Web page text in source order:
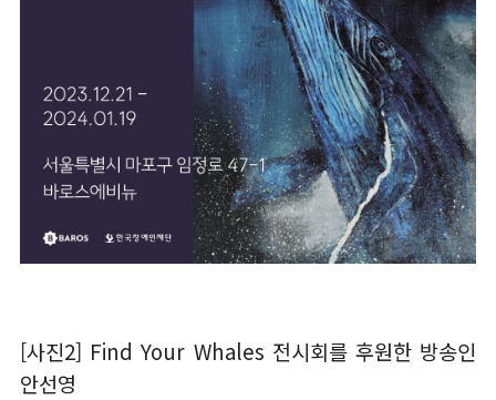
[사진2] Find Your Whales 전시회를 후원한 방송인
안선영